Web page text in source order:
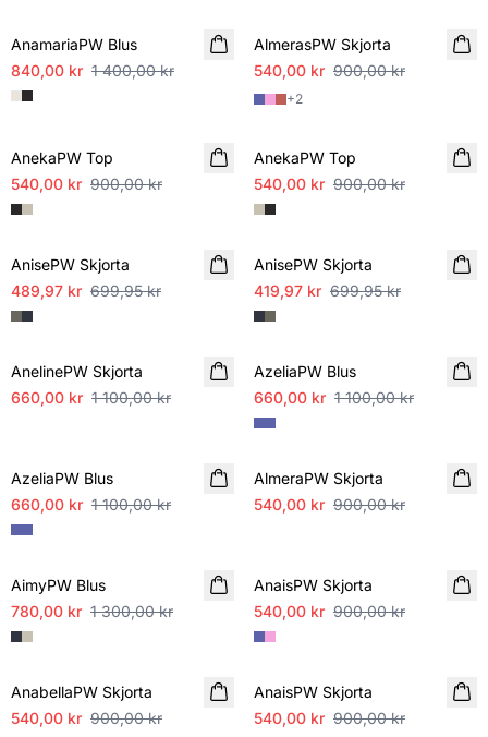
AnamariaPW Blus
840,00 kr 1 400,00 kr
AlmerasPW Skjorta
540,00 kr 900,00 kr
+2
AnekaPW Top
540,00 kr 900,00 kr
AnekaPW Top
540,00 kr 900,00 kr
SALE
AnisePW Skjorta
489,97 kr 699,95 kr
SALE
AnisePW Skjorta
419,97 kr 699,95 kr
SALE
AnelinePW Skjorta
660,00 kr 1 100,00 kr
SALE
AzeliaPW Blus
660,00 kr 1 100,00 kr
AzeliaPW Blus
660,00 kr 1 100,00 kr
SALE
AlmeraPW Skjorta
540,00 kr 900,00 kr
SALE
AimyPW Blus
780,00 kr 1 300,00 kr
AnaisPW Skjorta
540,00 kr 900,00 kr
SALE
AnabellaPW Skjorta
540,00 kr 900,00 kr
SALE
AnaisPW Skjorta
540,00 kr 900,00 kr